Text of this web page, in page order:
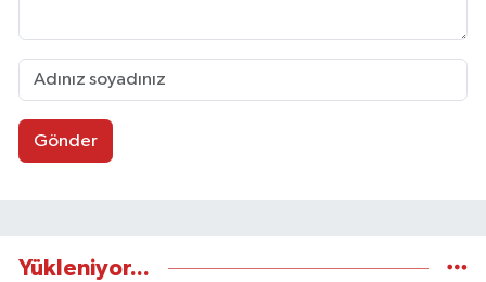
Gönder
Yükleniyor...